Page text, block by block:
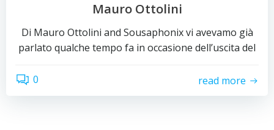
Mauro Ottolini
Di Mauro Ottolini and Sousaphonix vi avevamo già
parlato qualche tempo fa in occasione dell’uscita del
0 read more